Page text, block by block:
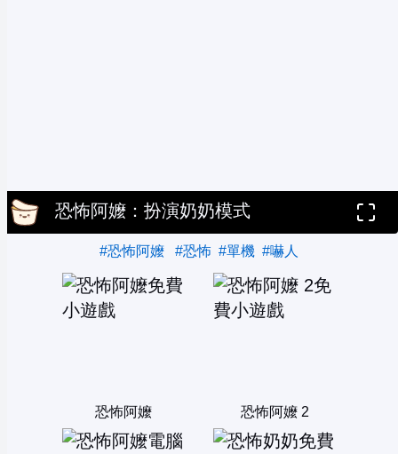
恐怖阿嬤：扮演奶奶模式
#恐怖阿嬤 #恐怖 #單機 #嚇人
恐怖阿嬤 恐怖阿嬤 2